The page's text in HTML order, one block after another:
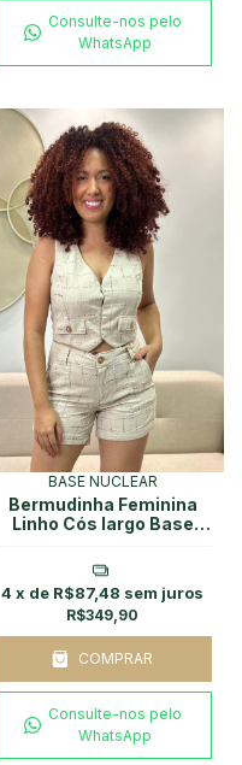
Consulte-nos pelo
WhatsApp
BASE NUCLEAR
Bermudinha Feminina
Linho Cós largo Base
R$349,90
4 x de R$87,48 sem juros
COMPRAR
Consulte-nos pelo
WhatsApp